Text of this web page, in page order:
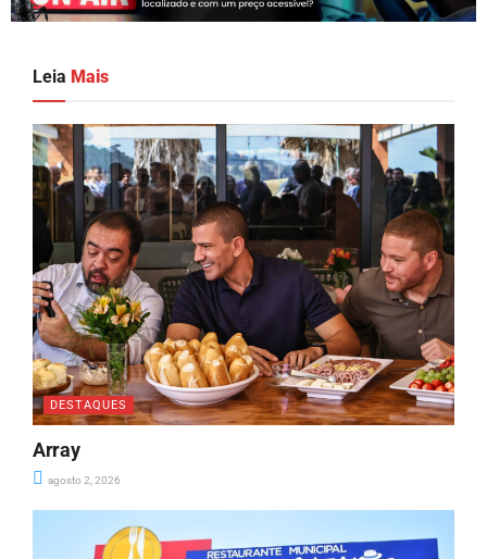
Leia Mais
DESTAQUES
Array
agosto 2, 2026